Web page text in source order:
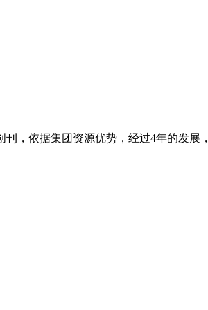
，依据集团资源优势，经过4年的发